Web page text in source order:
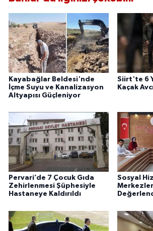
Kayabağlar Beldesi'nde
İçme Suyu ve Kanalizasyon
Altyapısı Güçleniyor
Siirt'te 6
Kaçak
Pervari’de 7 Çocuk Gıda
Zehirlenmesi Şüphesiyle
Hastaneye Kaldırıldı
Sosyal